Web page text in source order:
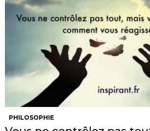
PHILOSOPHIE